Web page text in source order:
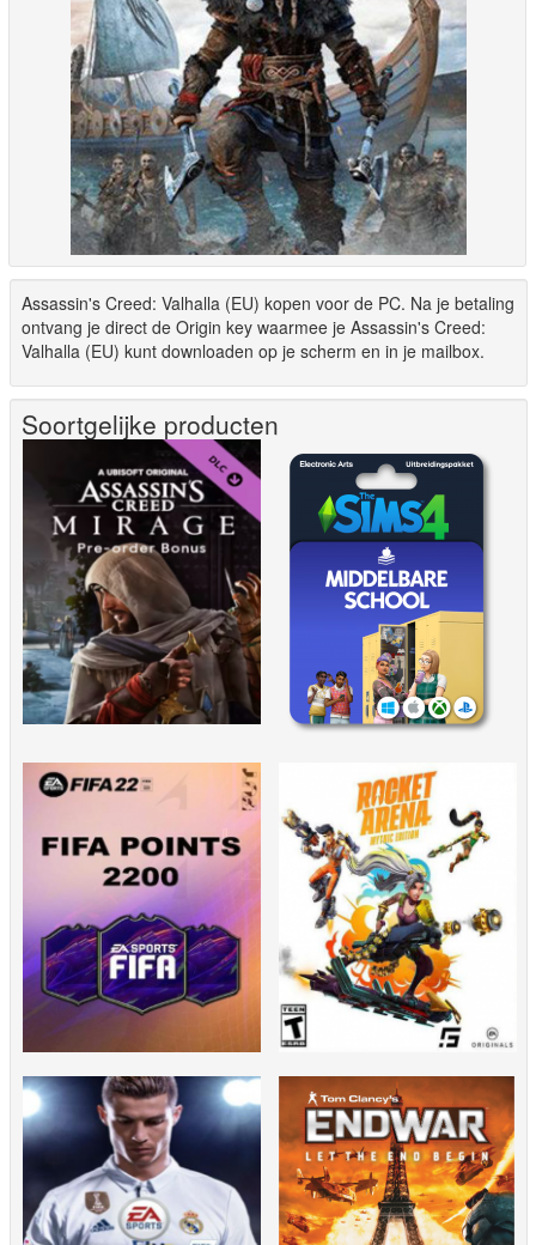
Assassin's Creed: Valhalla (EU) kopen voor de PC. Na je betaling
ontvang je direct de Origin key waarmee je Assassin's Creed:
Valhalla (EU) kunt downloaden op je scherm en in je mailbox.
Soortgelijke producten